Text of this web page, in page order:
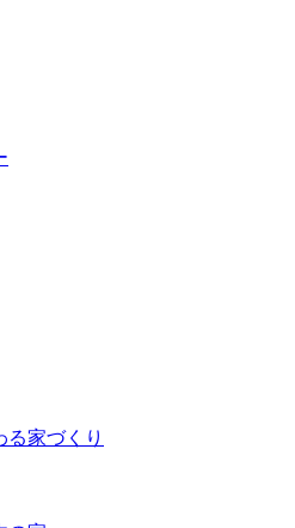
る家づくり